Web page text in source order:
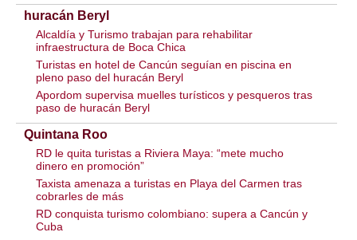
huracán Beryl
Alcaldía y Turismo trabajan para rehabilitar
infraestructura de Boca Chica
Turistas en hotel de Cancún seguían en piscina en
pleno paso del huracán Beryl
Apordom supervisa muelles turísticos y pesqueros tras
paso de huracán Beryl
Quintana Roo
RD le quita turistas a Riviera Maya: “mete mucho
dinero en promoción”
Taxista amenaza a turistas en Playa del Carmen tras
cobrarles de más
RD conquista turismo colombiano: supera a Cancún y
Cuba